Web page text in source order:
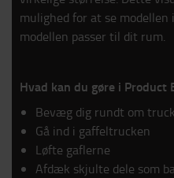
mulighed for at se
modellen passer til dit rum.
Hvad kan du gøre i Product
Bevæg dig rundt om
Gå ind i gaffeltrucken
Løfte gaflerne
Afdæk skjulte dele som